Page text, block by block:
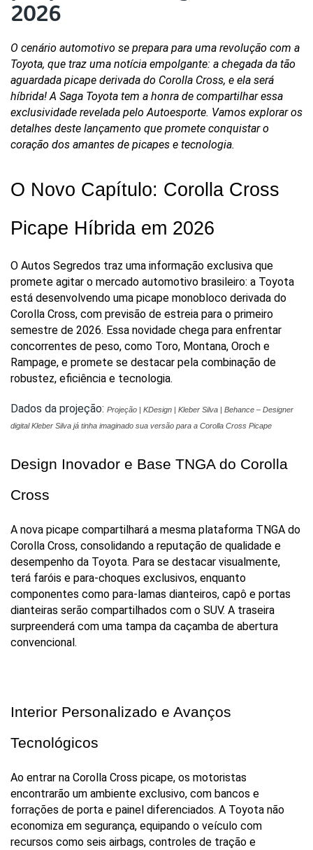
2026
O cenário automotivo se prepara para uma revolução com a
Toyota, que traz uma notícia empolgante: a chegada da tão
aguardada picape derivada do Corolla Cross, e ela será
híbrida! A Saga Toyota tem a honra de compartilhar essa
exclusividade revelada pelo Autoesporte. Vamos explorar os
detalhes deste lançamento que promete conquistar o
coração dos amantes de picapes e tecnologia.
O Novo Capítulo: Corolla Cross
Picape Híbrida em 2026
O Autos Segredos traz uma informação exclusiva que
promete agitar o mercado automotivo brasileiro: a Toyota
está desenvolvendo uma picape monobloco derivada do
Corolla Cross, com previsão de estreia para o primeiro
semestre de 2026. Essa novidade chega para enfrentar
concorrentes de peso, como Toro, Montana, Oroch e
Rampage, e promete se destacar pela combinação de
robustez, eficiência e tecnologia.
Dados da projeção: Projeção | KDesign | Kleber Silva | Behance – Designer
digital Kleber Silva já tinha imaginado sua versão para a Corolla Cross Picape
Design Inovador e Base TNGA do Corolla
Cross
A nova picape compartilhará a mesma plataforma TNGA do
Corolla Cross, consolidando a reputação de qualidade e
desempenho da Toyota. Para se destacar visualmente,
terá faróis e para-choques exclusivos, enquanto
componentes como para-lamas dianteiros, capô e portas
dianteiras serão compartilhados com o SUV. A traseira
surpreenderá com uma tampa da caçamba de abertura
convencional.
Interior Personalizado e Avanços
Tecnológicos
Ao entrar na Corolla Cross picape, os motoristas
encontrarão um ambiente exclusivo, com bancos e
forrações de porta e painel diferenciados. A Toyota não
economiza em segurança, equipando o veículo com
recursos como seis airbags, controles de tração e